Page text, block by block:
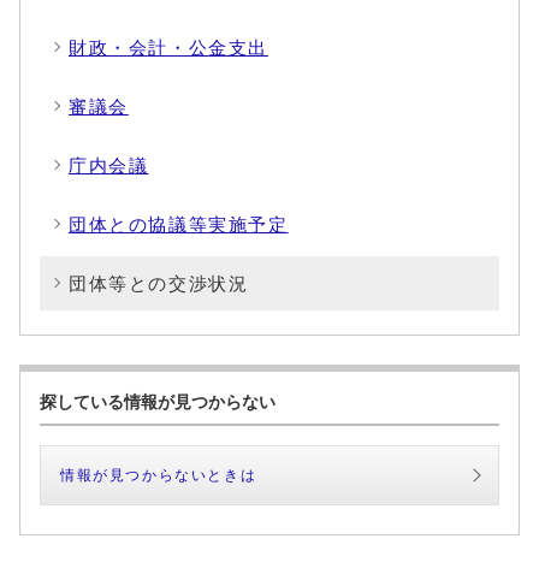
財政・会計・公金支出
審議会
庁内会議
団体との協議等実施予定
団体等との交渉状況
探している情報が見つからない
情報が見つからないときは